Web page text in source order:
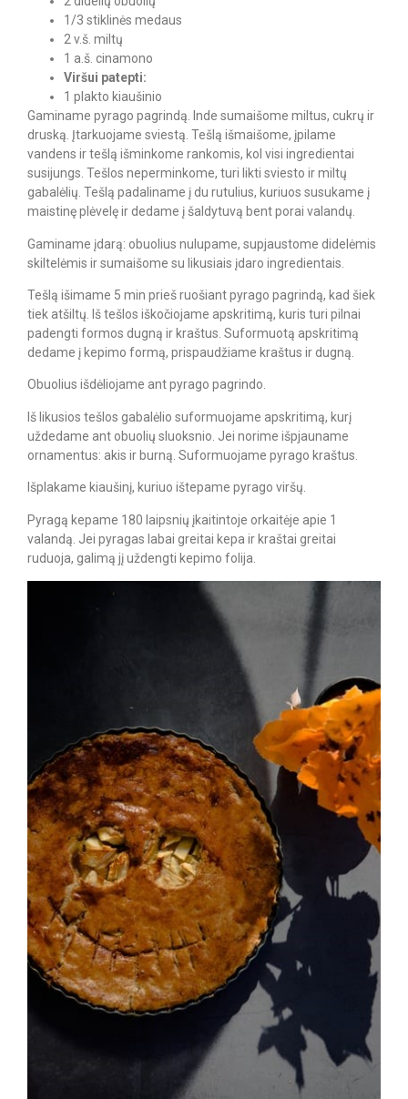
1/3 stiklinės medaus
2 v.š. miltų
1 a.š. cinamono
Viršui patepti:
1 plakto kiaušinio
Gaminame pyrago pagrindą. Inde sumaišome miltus, cukrų ir
druską. Įtarkuojame sviestą. Tešlą išmaišome, įpilame
vandens ir tešlą išminkome rankomis, kol visi ingredientai
susijungs. Tešlos neperminkome, turi likti sviesto ir miltų
gabalėlių. Tešlą padaliname į du rutulius, kuriuos susukame į
maistinę plėvelę ir dedame į šaldytuvą bent porai valandų.
Gaminame įdarą: obuolius nulupame, supjaustome didelėmis
skiltelėmis ir sumaišome su likusiais įdaro ingredientais.
Tešlą išimame 5 min prieš ruošiant pyrago pagrindą, kad šiek
tiek atšiltų. Iš tešlos iškočiojame apskritimą, kuris turi pilnai
padengti formos dugną ir kraštus. Suformuotą apskritimą
dedame į kepimo formą, prispaudžiame kraštus ir dugną.
Obuolius išdėliojame ant pyrago pagrindo.
Iš likusios tešlos gabalėlio suformuojame apskritimą, kurį
uždedame ant obuolių sluoksnio. Jei norime išpjauname
ornamentus: akis ir burną. Suformuojame pyrago kraštus.
Išplakame kiaušinį, kuriuo ištepame pyrago viršų.
Pyragą kepame 180 laipsnių įkaitintoje orkaitėje apie 1
valandą. Jei pyragas labai greitai kepa ir kraštai greitai
ruduoja, galimą jį uždengti kepimo folija.